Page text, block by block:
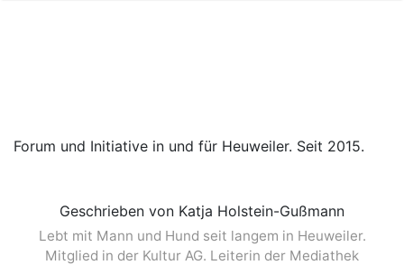
Forum und Initiative in und für Heuweiler. Seit 2015.
Geschrieben von Katja Holstein-Gußmann
Lebt mit Mann und Hund seit langem in Heuweiler.
Mitglied in der Kultur AG. Leiterin der Mediathek